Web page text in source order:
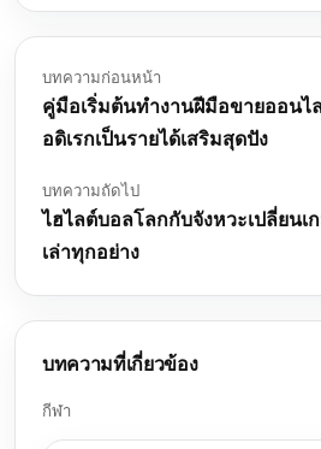
บทความก่อนหน้า
คู่มือเริ่มต้นทำงานฝีมือขายออนไ
อดิเรกเป็นรายได้เสริมสุดปัง
บทความถัดไป
ไฮไลต์บอลโลกกับจังหวะเปลี่ยนเ
เล่าทุกอย่าง
บทความที่เกี่ยวข้อง
กีฬา